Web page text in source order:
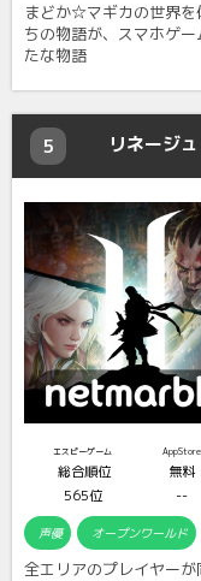
まどか☆マギカの世界を
ちの物語が、スマホゲ
たな物語
5 リネージ
エスピーゲーム
総合順位
565位
AppStore
無料
--
声優 オープンワールド
全エリアのプレイヤー